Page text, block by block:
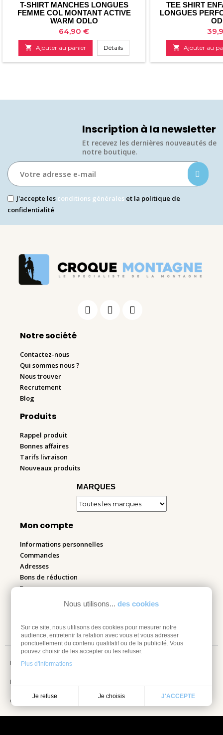
Nous utilisons... des cookies
Sur ce site, nous utilisons des cookies pour mesurer notre
audience, entretenir la relation avec vous et vous adresser
ponctuellement du contenu qualitatif ou de la publicité. Vous
pouvez choisir de les accepter ou les refuser.
Plus d'informations
Je refuse Je choisis J'ACCEPTE
T-SHIRT MANCHES LONGUES
FEMME COL MONTANT ACTIVE
WARM ODLO
Prix
64,90 €
 Ajouter au panier Détails
TEE SHIRT
LONGUES
Prix
 Ajouter au
Inscription à la newsletter
Et recevez les dernières nouveautés de
notre boutique.​
J'accepte les conditions générales et la politique de
confidentialité
Notre société
Contactez-nous
Qui sommes nous ?
Nous trouver
Recrutement
Blog
Produits
Rappel produit
Bonnes affaires
Tarifs livraison
Nouveaux produits
MARQUES
Mon compte
Informations personnelles
Commandes
Adresses
Bons de réduction
Espace pro
Mentions légales
Information sur les cookies
Conditions Générales de vente